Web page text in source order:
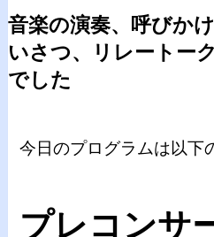
音楽の演奏、呼びか
いさつ、リレートー
でした
今日のプログラムは以下
プレコンサ